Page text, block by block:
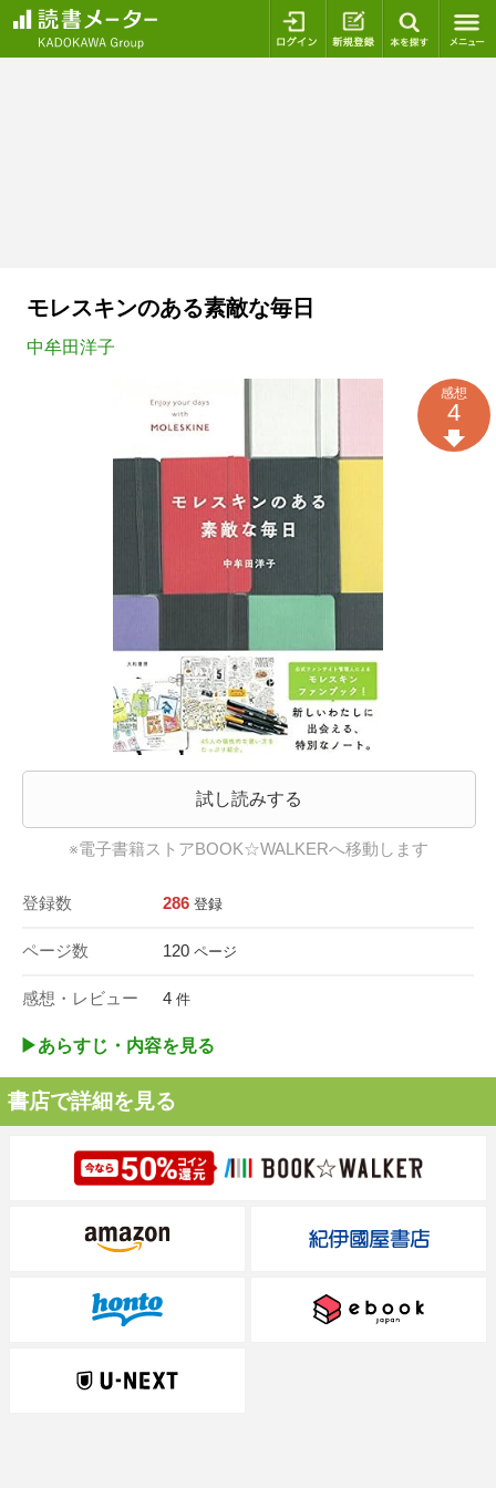
ログイン 新規登録
モレスキンのある素敵な毎日
中牟田洋子
試し読みする
※電子書籍ストアBOOK☆WALKERへ移動します
登録数 286 登録
ページ数 120 ページ
感想・レビュー 4 件
感想
4
▶︎あらすじ・内容を見る
書店で詳細を見る